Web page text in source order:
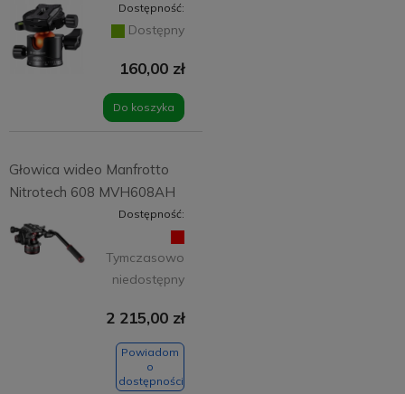
Dostępność:
Dostępny
160,00 zł
Do koszyka
Głowica wideo Manfrotto
Nitrotech 608 MVH608AH
Dostępność:
Tymczasowo
niedostępny
2 215,00 zł
Powiadom
o
dostępności